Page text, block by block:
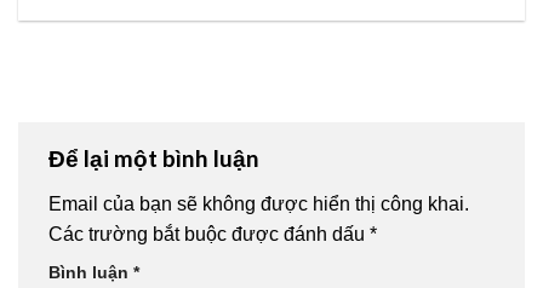
Để lại một bình luận
Email của bạn sẽ không được hiển thị công khai.
Các trường bắt buộc được đánh dấu *
Bình luận *